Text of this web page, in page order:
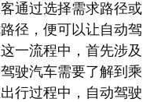
通过选择需求路径或
径，便可以让自动驾
一流程中，首先涉及
驶汽车需要了解到乘
行过程中，自动驾驶